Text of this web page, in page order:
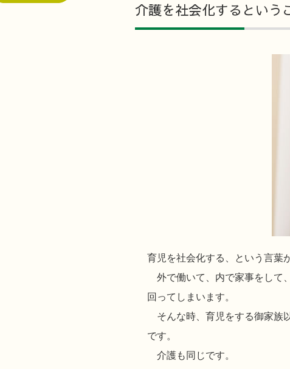
介護を社会化するという
育児を社会化する、という言葉
外で働いて、内で家事をして
回ってしまいます。
そんな時、育児をする御家族
です。
介護も同じです。